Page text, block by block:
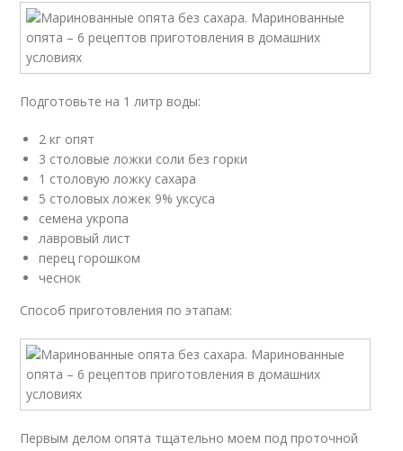
Подготовьте на 1 литр воды:
2 кг опят
3 столовые ложки соли без горки
1 столовую ложку сахара
5 столовых ложек 9% уксуса
семена укропа
лавровый лист
перец горошком
чеснок
Способ приготовления по этапам:
Первым делом опята тщательно моем под проточной